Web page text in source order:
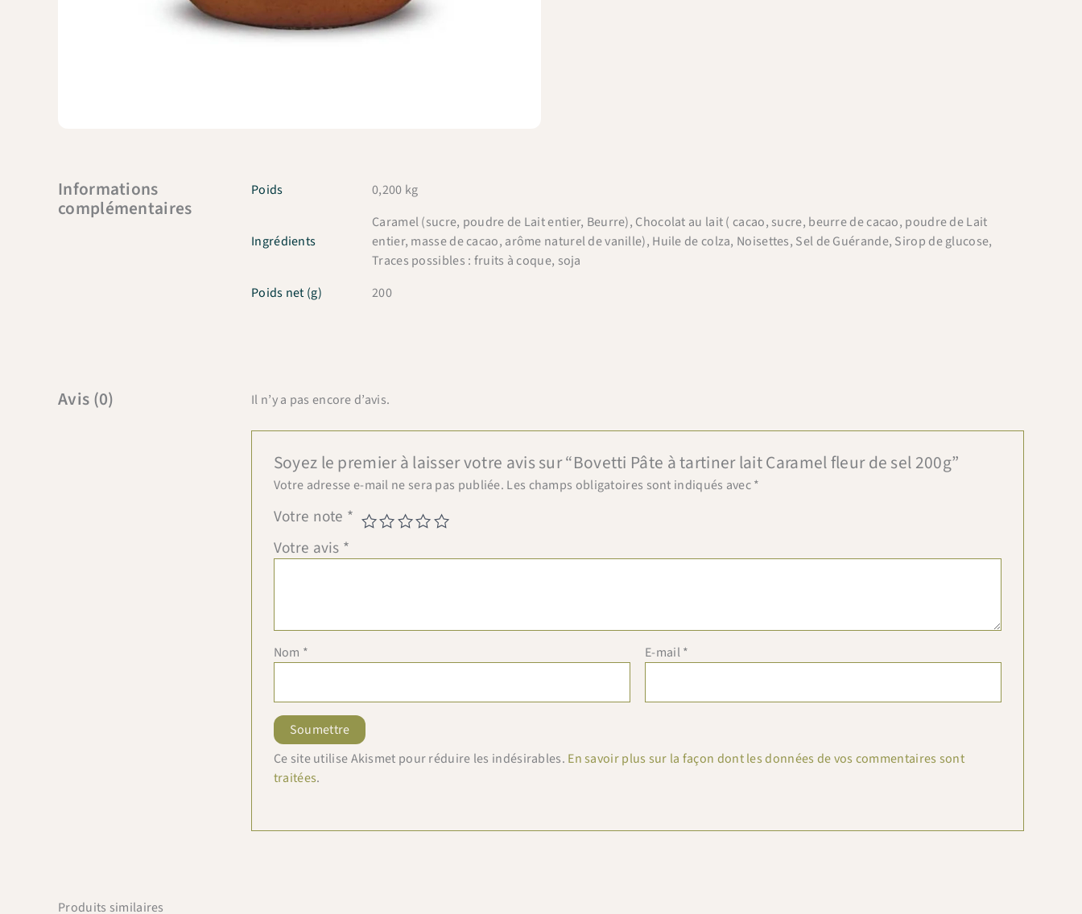
Informations
complémentaires
Poids 0,200 kg
Ingrédients
Caramel (sucre, poudre de Lait entier, Beurre), Chocolat au lait ( cacao, sucre, beurre de cacao, poudre de Lait
entier, masse de cacao, arôme naturel de vanille), Huile de colza, Noisettes, Sel de Guérande, Sirop de glucose,
Traces possibles : fruits à coque, soja
Poids net (g)
200
Avis (0) Il n’y a pas encore d’avis.
Soyez le premier à laisser votre avis sur “Bovetti Pâte à tartiner lait Caramel fleur de sel 200g”
Votre adresse e-mail ne sera pas publiée. Les champs obligatoires sont indiqués avec*
Votre note *
Votre avis *
Nom * E-mail*
Ce site utilise Akismet pour réduire les indésirables. En savoir plus sur la façon dont les données de vos commentaires sont
traitées.
Produits similaires
Copiez le code ci-dessous, puis collez-le dans le champ